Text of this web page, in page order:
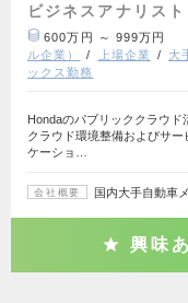
ビジネスアナリス
600万円 ～ 999万円
ル企業）
上場企業 大
ックス勤務
Hondaのパブリッククラウ
クラウド環境整備およびサ
ケーショ…
会社概要 国内大手自動車
興味